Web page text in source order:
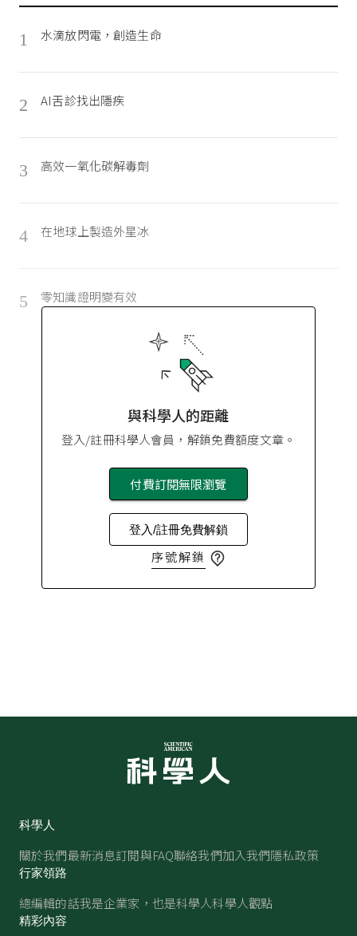
1 水滴放閃電，創造生命
2 AI舌診找出隱疾
3 高效一氧化碳解毒劑
4 在地球上製造外星冰
5 零知識證明變有效
與科學人的距離
登入/註冊科學人會員，解鎖免費額度文章。
付費訂閱無限瀏覽
登入/註冊免費解鎖
序號解鎖
科學人
關於我們最新消息訂閱與FAQ聯絡我們加入我們隱私政策
行家領路
總編輯的話我是企業家，也是科學人科學人觀點
精彩內容